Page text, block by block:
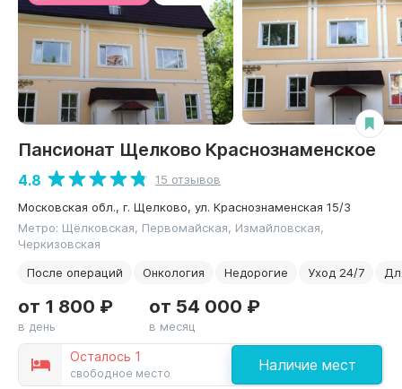
Пансионат Щелково Краснознаменское
4.8
15 отзывов
Московская обл., г. Щелково, ул. Краснознаменская 15/3
Метро: Щёлковская, Первомайская, Измайловская,
Черкизовская
После операций
Онкология Недорогие Уход 24/7
Осталось 1
свободное место Наличие мест
от 1 800 ₽
в день
от 54 000 ₽
в месяц